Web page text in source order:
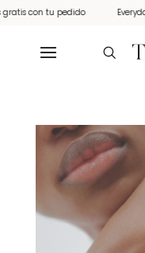
con tu pedido Everyday